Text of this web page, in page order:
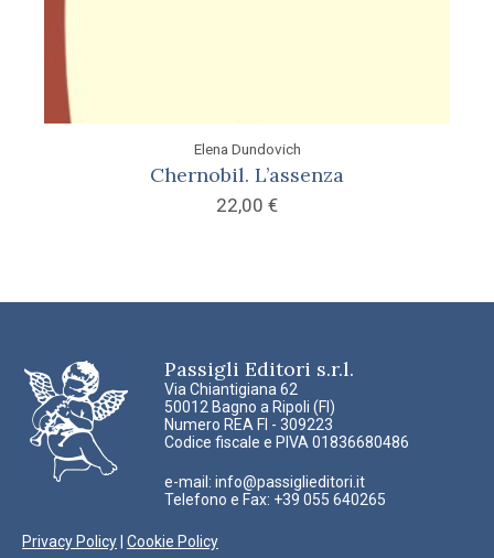
Elena Dundovich
Chernobil. L’assenza
22,00 €
Passigli Editori s.r.l.
Via Chiantigiana 62
50012 Bagno a Ripoli (FI)
Numero REA FI - 309223
Codice fiscale e PIVA 01836680486
e-mail: info@passiglieditori.it
Telefono e Fax: +39 055 640265
Privacy Policy Cookie Policy